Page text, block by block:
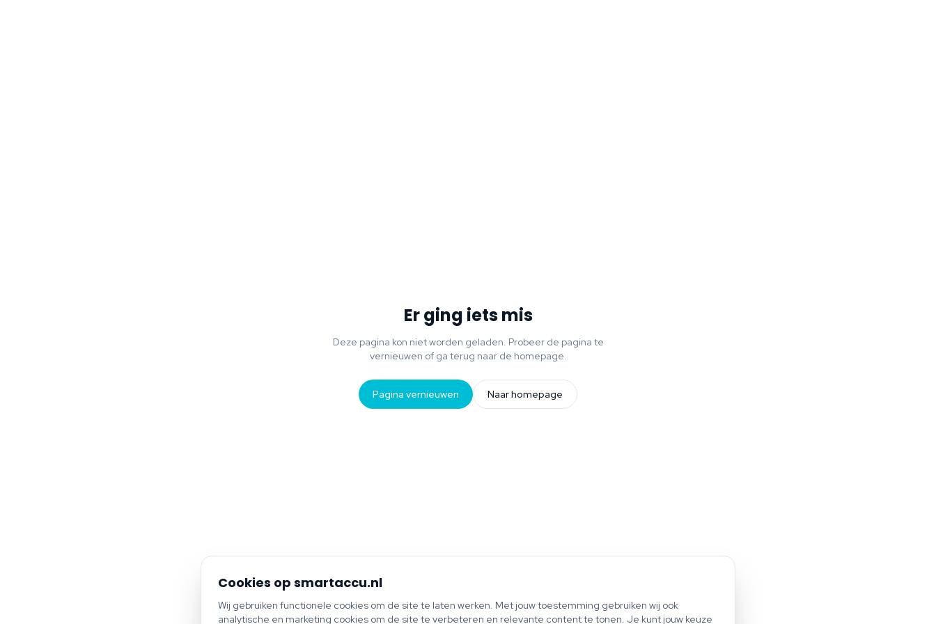
Cookies op smartaccu.nl
Wij gebruiken functionele cookies om de site te laten werken. Met jouw toestemming gebruiken wij ook
analytische en marketing cookies om de site te verbeteren en relevante content te tonen. Je kunt jouw keuze
Er ging iets mis
Deze pagina kon niet worden geladen. Probeer de pagina te
vernieuwen of ga terug naar de homepage.
Pagina vernieuwen Naar homepage